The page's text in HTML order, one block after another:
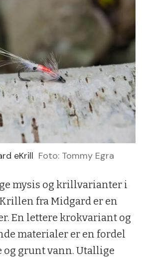
eKrill Foto: Tommy Egra
mysis og krillvarianter i
fra Midgard er en
En lettere krokvariant og
materialer er en fordel
og grunt vann. Utallige